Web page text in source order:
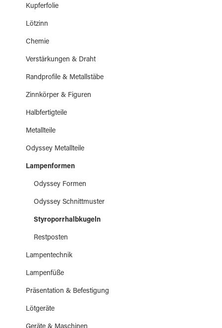
Kupferfolie
Lötzinn
Chemie
Verstärkungen & Draht
Randprofile & Metallstäbe
Zinnkörper & Figuren
Halbfertigteile
Metallteile
Odyssey Metallteile
Lampenformen
Odyssey Formen
Odyssey Schnittmuster
Styroporrhalbkugeln
Restposten
Lampentechnik
Lampenfüße
Präsentation & Befestigung
Lötgeräte